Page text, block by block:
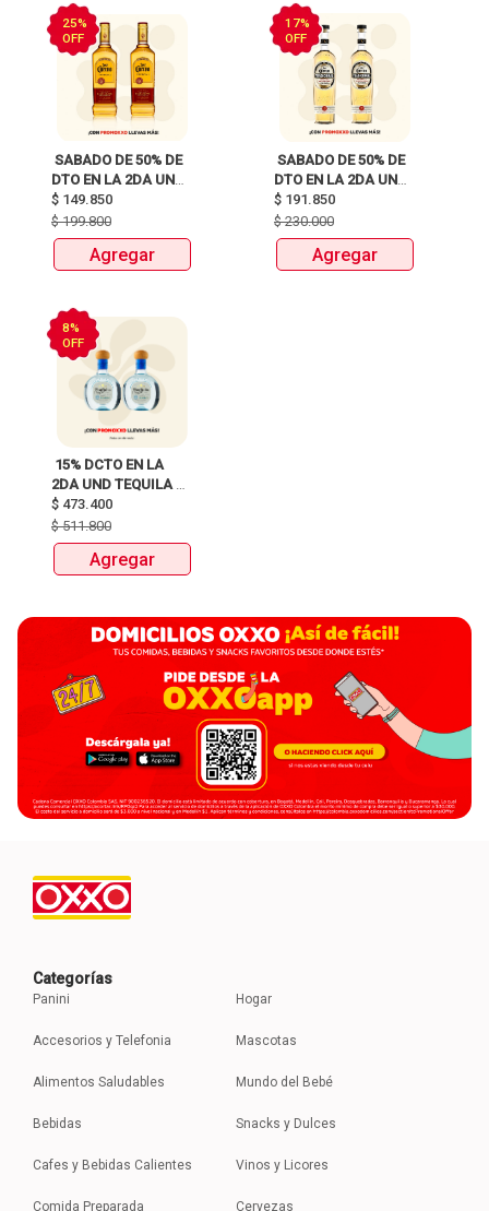
25%
OFF
SABADO DE 50% DE
DTO EN LA 2DA UND
DE TEQUILAS JOSE
CUERVO
$ 149.850
$199.800
Agregar
17%
OFF
SABADO DE 50% DE
DTO EN LA 2DA UND
DE TEQUILAS JOSE
CUERVO
$ 191.850
$230.000
Agregar
8%
OFF
15% DCTO EN LA
2DA UND TEQUILA
DON JULIO BLANCO
BOTELLAX700ml
ANTES:$511.800
$ 473.400
$511.800
Agregar
Categorías
Panini
Accesorios y Telefonia
Alimentos Saludables
Bebidas
Cafes y Bebidas Calientes
Comida Preparada
Hogar
Mascotas
Mundo del Bebé
Snacks y Dulces
Vinos y Licores
Cervezas